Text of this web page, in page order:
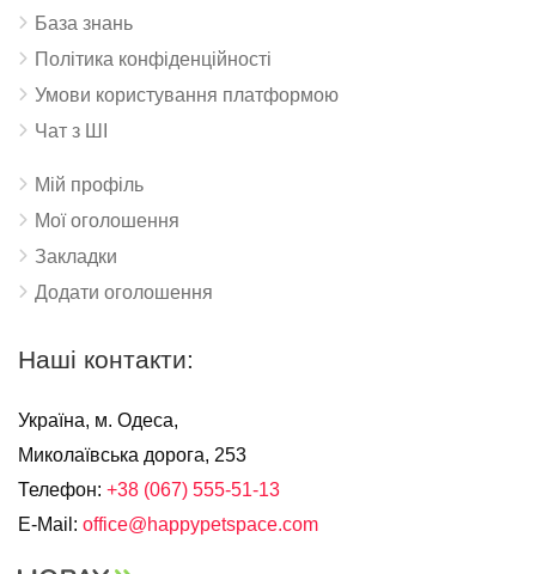
База знань
Політика конфіденційності
Умови користування платформою
Чат з ШІ
Мій профіль
Мої оголошення
Закладки
Додати оголошення
Наші контакти:
Україна, м. Одеса,
Миколаївська дорога, 253
Телефон: +38 (067) 555-51-13
E-Mail: office@happypetspace.com